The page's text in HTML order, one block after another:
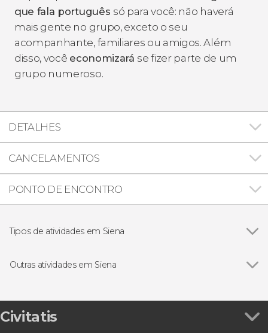
que fala português só para você: não haverá
mais gente no grupo, exceto o seu
acompanhante, familiares ou amigos. Além
disso, você economizará se fizer parte de um
grupo numeroso.
DETALHES
CANCELAMENTOS
PONTO DE ENCONTRO
Tipos de atividades em Siena
Visitas guiadas e free tours
Outras atividades em Siena
Biblioteca e Museu
Free tour por Siena
Civitatis